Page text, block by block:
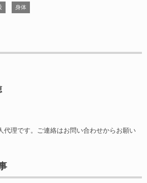
身体
代理です。ご連絡はお問い合わせからお願い